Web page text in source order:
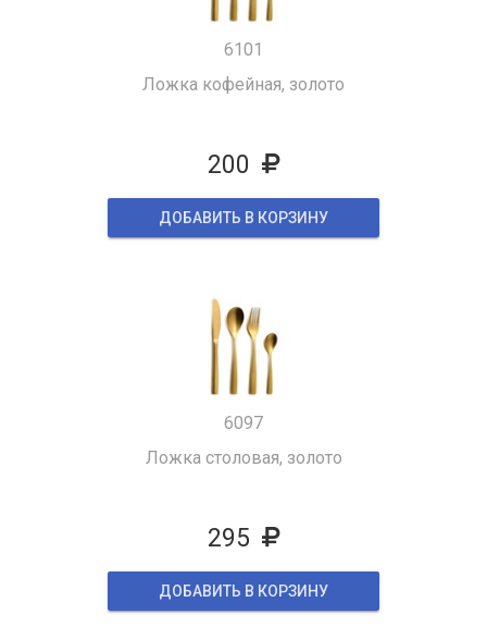
6101
Ложка кофейная, золото
200
ДОБАВИТЬ В КОРЗИНУ
6097
Ложка столовая, золото
295
ДОБАВИТЬ В КОРЗИНУ